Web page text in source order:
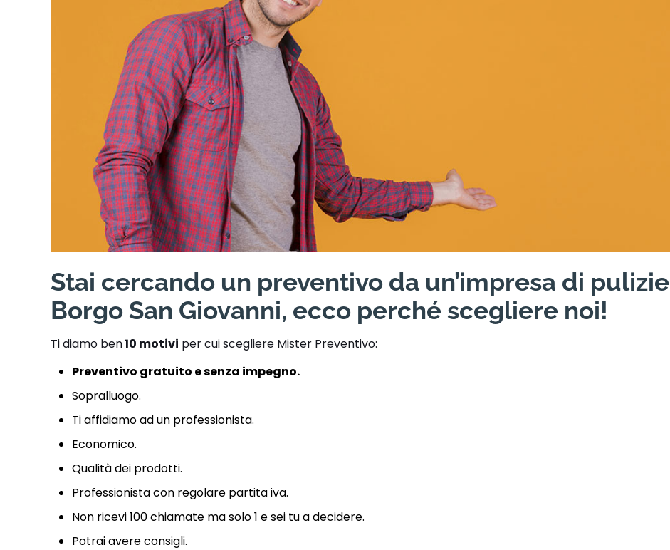
Stai cercando un preventivo da un’impresa di pulizie
Borgo San Giovanni, ecco perché scegliere noi!
Ti diamo ben10 motivi per cui scegliere Mister Preventivo:
Preventivo gratuito e senza impegno.
Sopralluogo.
Ti affidiamo ad un professionista.
Economico.
Qualità dei prodotti.
Professionista con regolare partita iva.
Non ricevi 100 chiamate ma solo 1 e sei tu a decidere.
Potrai avere consigli.